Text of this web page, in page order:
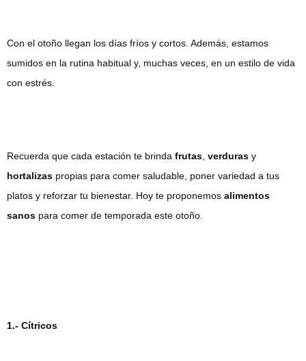
Con el otoño llegan los días fríos y cortos. Además, estamos
sumidos en la rutina habitual y, muchas veces, en un estilo de vida
con estrés.
Recuerda que cada estación te brinda frutas, verduras y
hortalizas propias para comer saludable, poner variedad a tus
platos y reforzar tu bienestar. Hoy te proponemos alimentos
sanos para comer de temporada este otoño.
1.- Cítricos